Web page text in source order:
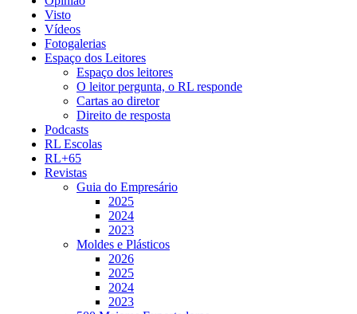
Visto
Vídeos
Fotogalerias
Espaço dos Leitores
Espaço dos leitores
O leitor pergunta, o RL responde
Cartas ao diretor
Direito de resposta
Podcasts
RL Escolas
RL+65
Revistas
Guia do Empresário
2025
2024
2023
Moldes e Plásticos
2026
2025
2024
2023